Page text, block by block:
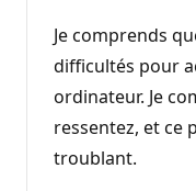
Je comprends
difficultés pour
ordinateur. Je
ressentez, et ce
troublant.